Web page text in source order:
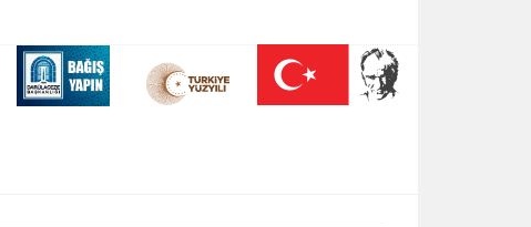
(yeni sekmede açılır)
ve Nüfus On Yılı (yeni sekmede açılır)
Darülaceze bağış sayfası (yeni sekmede açılır)